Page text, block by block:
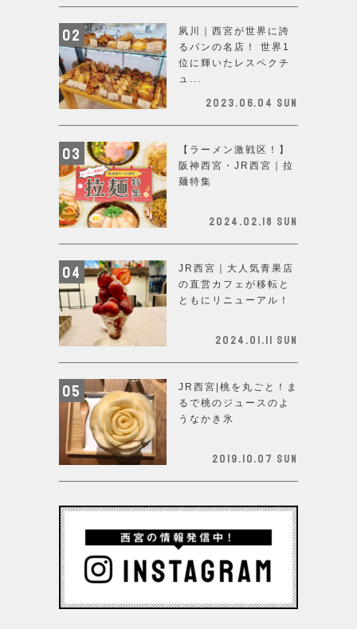
夙川｜西宮が世界に誇
るパンの名店！ 世界1
位に輝いたレスペクチ
ュ...
2023.06.04 Sun
【ラーメン激戦区！】
阪神西宮・JR西宮｜拉
麺特集
2024.02.18 Sun
JR西宮｜大人気青果店
の直営カフェが移転と
ともにリニューアル！
2024.01.11 Sun
JR西宮|桃を丸ごと！ま
るで桃のジュースのよ
うなかき氷
2019.10.07 Sun